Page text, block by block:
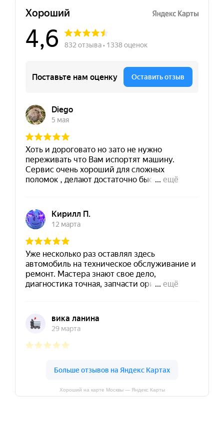
Хороший на карте Москвы — Яндекс Карты